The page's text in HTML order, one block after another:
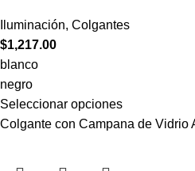
Iluminación, Colgantes
$1,217.00
blanco
negro
Seleccionar opciones
Colgante con Campana de Vidrio